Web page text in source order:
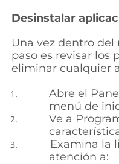
Desinstalar
Una vez dentro
paso es revisar los
eliminar cualquier
Abre el
menú de
Ve a
Examina la
atención a: